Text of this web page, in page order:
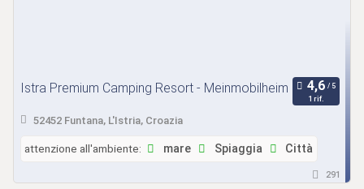
Istra Premium Camping Resort - Meinmobilheim
1 rif.
52452 Funtana, L'Istria, Croazia
attenzione all'ambiente: mare Spiaggia Città
291